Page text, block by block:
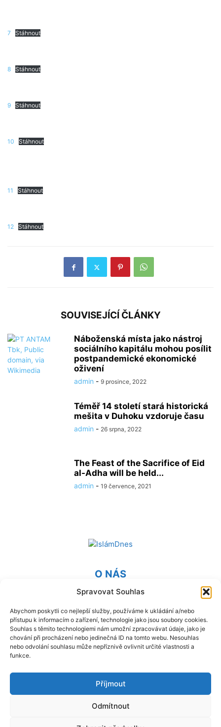
Spravovat Souhlas
Abychom poskytli co nejlepší služby, používáme k ukládání a/nebo
přístupu k informacím o zařízení, technologie jako jsou soubory cookies.
Souhlas s těmito technologiemi nám umožní zpracovávat údaje, jako je
chování při procházení nebo jedinečná ID na tomto webu. Nesouhlas
nebo odvolání souhlasu může nepříznivě ovlivnit určité vlastnosti a
funkce.
Příjmout
Odmítnout
7 Stáhnout
8 Stáhnout
9 Stáhnout
10 Stáhnout
11 Stáhnout
12 Stáhnout
SOUVISEJÍCÍ ČLÁNKY
Náboženská místa jako nástroj
sociálního kapitálu mohou posílit
postpandemické ekonomické
oživení
admin - 9 prosince, 2022
Téměř 14 století stará historická
mešita v Duhoku vzdoruje času
admin - 26 srpna, 2022
The Feast of the Sacrifice of Eid
al-Adha will be held...
admin - 19 července, 2021
O NÁS
Provozovatel webu Islámská nadace v Praze. Blatská 1491
198 00 Praha 9 - Kyje
Kontaktujte nás:info@islam.cz